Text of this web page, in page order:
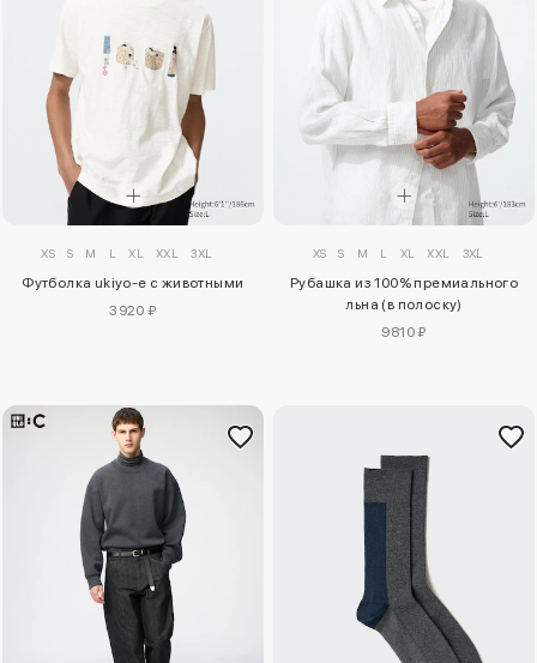
XS S M L XL XXL 3XL
Футболка ukiyo-e с животными
3920 ₽
XS S M L XL XXL 3XL
Рубашка из 100% премиального
льна (в полоску)
9810 ₽